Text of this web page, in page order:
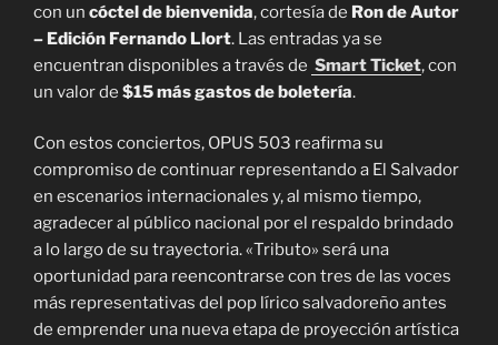
con un cóctel de bienvenida, cortesía de Ron de Autor
– Edición Fernando Llort. Las entradas ya se
encuentran disponibles a través de Smart Ticket, con
un valor de $15 más gastos de boletería.
Con estos conciertos, OPUS 503 reafirma su
compromiso de continuar representando a El Salvador
en escenarios internacionales y, al mismo tiempo,
agradecer al público nacional por el respaldo brindado
a lo largo de su trayectoria. «Tributo» será una
oportunidad para reencontrarse con tres de las voces
más representativas del pop lírico salvadoreño antes
de emprender una nueva etapa de proyección artística